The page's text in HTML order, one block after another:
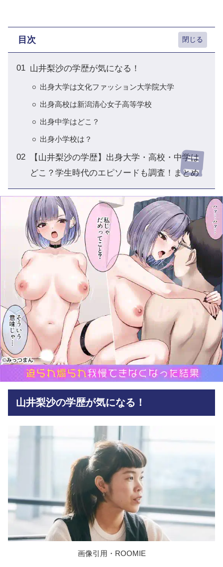
目次
山井梨沙の学歴が気になる！
出身大学は文化ファッション大学院大学
出身高校は新潟清心女子高等学校
出身中学はどこ？
出身小学校は？
【山井梨沙の学歴】出身大学・高校・中学は
どこ？学生時代のエピソードも調査！まとめ
山井梨沙の学歴が気になる！
画像引用・ROOMIE